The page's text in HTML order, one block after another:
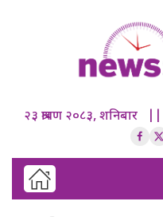
२३ श्रावण २०८३,